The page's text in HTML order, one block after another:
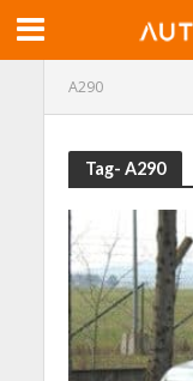
A290
Tag- A290